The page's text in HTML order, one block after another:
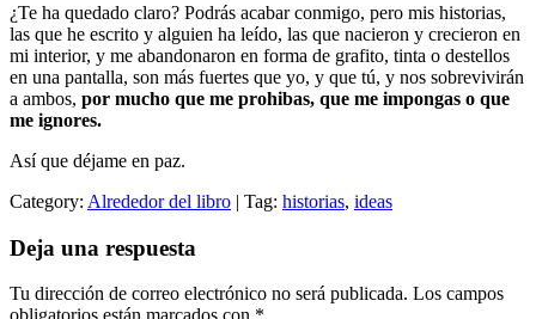
¿Te ha quedado claro? Podrás acabar conmigo, pero mis historias,
las que he escrito y alguien ha leído, las que nacieron y crecieron en
mi interior, y me abandonaron en forma de grafito, tinta o destellos
en una pantalla, son más fuertes que yo, y que tú, y nos sobrevivirán
a ambos, por mucho que me prohibas, que me impongas o que
me ignores.
Así que déjame en paz.
Category: Alrededor del libro | Tag: historias, ideas
Deja una respuesta
Tu dirección de correo electrónico no será publicada. Los campos